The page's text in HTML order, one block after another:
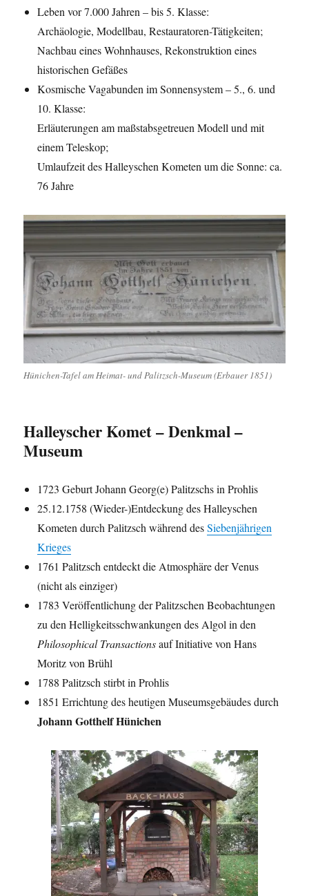
Leben vor 7.000 Jahren – bis 5. Klasse:
Archäologie, Modellbau, Restauratoren-Tätigkeiten;
Nachbau eines Wohnhauses, Rekonstruktion eines
historischen Gefäßes
Kosmische Vagabunden im Sonnensystem – 5., 6. und
10. Klasse:
Erläuterungen am maßstabsgetreuen Modell und mit
einem Teleskop;
Umlaufzeit des Halleyschen Kometen um die Sonne: ca.
76 Jahre
Hünichen-Tafel am Heimat- und Palitzsch-Museum (Erbauer 1851)
Halleyscher Komet – Denkmal –
Museum
1723 Geburt Johann Georg(e) Palitzschs in Prohlis
25.12.1758 (Wieder-)Entdeckung des Halleyschen
Kometen durch Palitzsch während desSiebenjährigen
Krieges
1761 Palitzsch entdeckt die Atmosphäre der Venus
(nicht als einziger)
1783 Veröffentlichung der Palitzschen Beobachtungen
zu den Helligkeitsschwankungen des Algol in den
Philosophical Transactionsauf Initiative von Hans
Moritz von Brühl
1788 Palitzsch stirbt in Prohlis
1851 Errichtung des heutigen Museumsgebäudes durch
Johann Gotthelf Hünichen